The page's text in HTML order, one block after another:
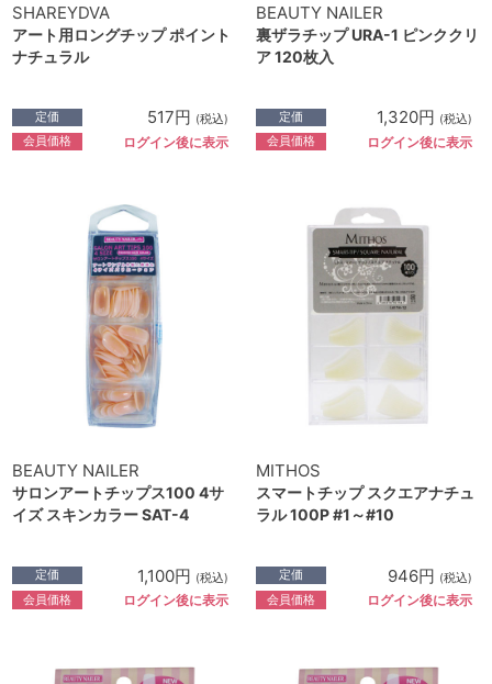
SHAREYDVA
アート用ロングチップ ポイント
ナチュラル
定価 517円 (税込)
会員価格 ログイン後に表示
BEAUTY NAILER
裏ザラチップ URA-1 ピンククリ
ア 120枚入
定価 1,320円 (税込)
会員価格 ログイン後に表示
BEAUTY NAILER
サロンアートチップス100 4サ
イズ スキンカラー SAT-4
定価 1,100円 (税込)
会員価格 ログイン後に表示
MITHOS
スマートチップ スクエアナチュ
ラル 100P #1～#10
定価 946円 (税込)
会員価格 ログイン後に表示